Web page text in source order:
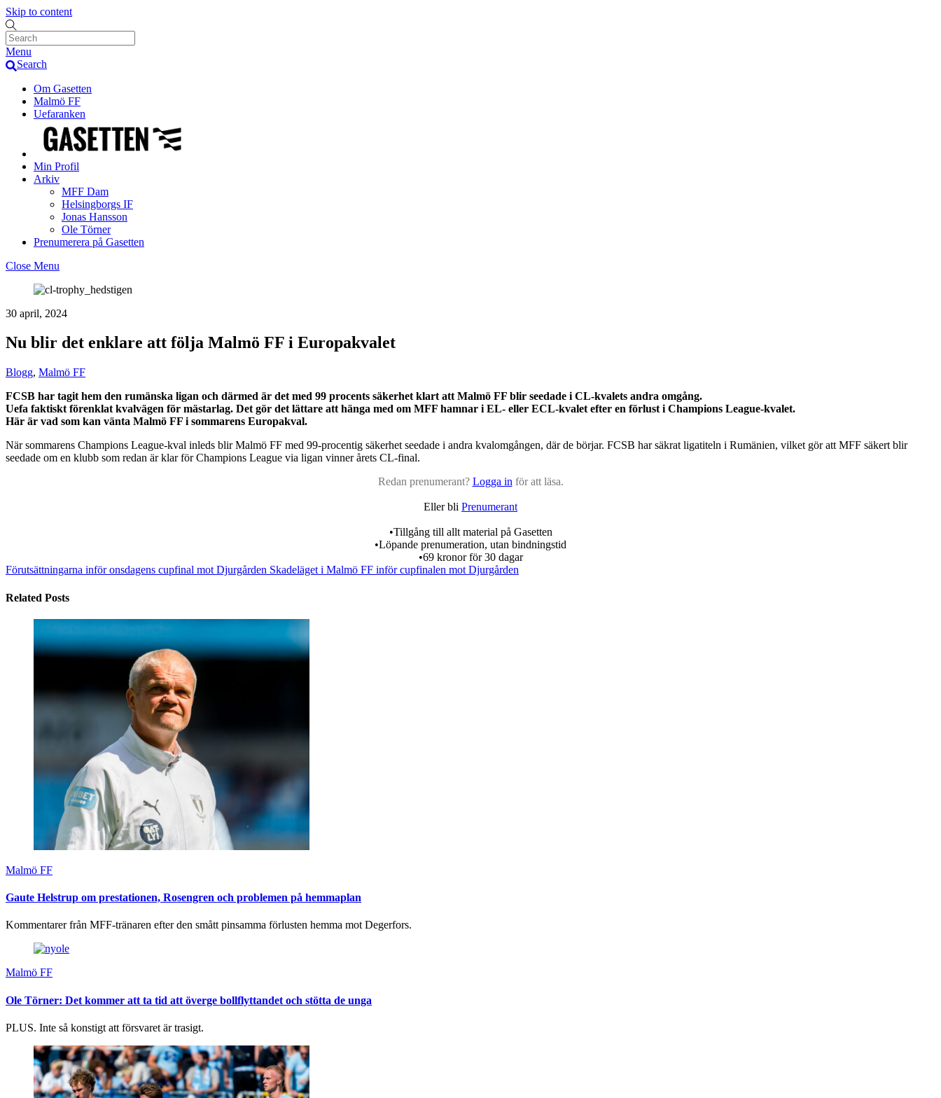
Skip to content
Menu
Search
Om Gasetten
Malmö FF
Uefaranken
Min Profil
Arkiv
MFF Dam
Helsingborgs IF
Jonas Hansson
Ole Törner
Prenumerera på Gasetten
Close Menu
30 april, 2024
Nu blir det enklare att följa Malmö FF i Europakvalet
Blogg, Malmö FF
FCSB har tagit hem den rumänska ligan och därmed är det med 99 procents säkerhet klart att Malmö FF blir seedade i CL-kvalets andra omgång.
Uefa faktiskt förenklat kvalvägen för mästarlag. Det gör det lättare att hänga med om MFF hamnar i EL- eller ECL-kvalet efter en förlust i Champions League-kvalet.
Här är vad som kan vänta Malmö FF i sommarens Europakval.
När sommarens Champions League-kval inleds blir Malmö FF med 99-procentig säkerhet seedade i andra kvalomgången, där de börjar. FCSB har säkrat ligatiteln i Rumänien, vilket gör att MFF säkert blir
seedade om en klubb som redan är klar för Champions League via ligan vinner årets CL-final.
Redan prenumerant? Logga in för att läsa.
Eller bli Prenumerant
•Tillgång till allt material på Gasetten
•Löpande prenumeration, utan bindningstid
•69 kronor för 30 dagar
Förutsättningarna inför onsdagens cupfinal mot Djurgården Skadeläget i Malmö FF inför cupfinalen mot Djurgården
Related Posts
Malmö FF
Gaute Helstrup om prestationen, Rosengren och problemen på hemmaplan
Kommentarer från MFF-tränaren efter den smått pinsamma förlusten hemma mot Degerfors.
Malmö FF
Ole Törner: Det kommer att ta tid att överge bollflyttandet och stötta de unga
PLUS. Inte så konstigt att försvaret är trasigt.